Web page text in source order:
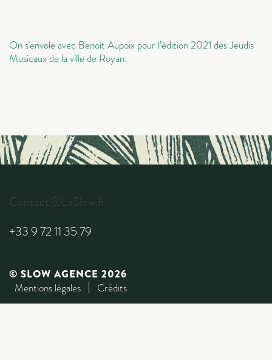
On s’envole avec Benoit Aupoix pour l’édition 2021 des Jeudis
Musicaux de la ville de Royan.
Contact@LaSlow.fr
+33 9 72 11 35 79
© SLOW AGENCE 2026
Crédits
Mentions légales